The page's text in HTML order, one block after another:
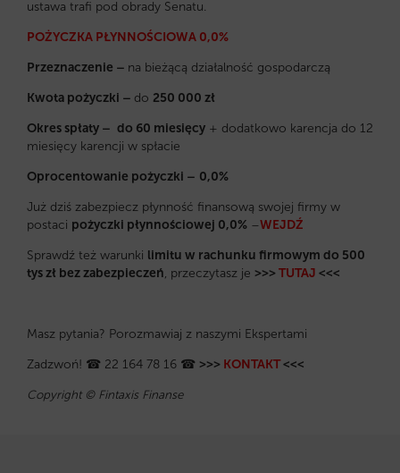
ustawa trafi pod obrady Senatu.
POŻYCZKA PŁYNNOŚCIOWA 0,0%
Przeznaczenie – na bieżącą działalność gospodarczą
Kwota pożyczki – do 250 000 zł
Okres spłaty – do 60 miesięcy + dodatkowo karencja do 12
miesięcy karencji w spłacie
Oprocentowanie pożyczki – 0,0%
Już dziś zabezpiecz płynność finansową swojej firmy w
postaci pożyczki płynnościowej 0,0% –WEJDŹ
Sprawdź też warunki limitu w rachunku firmowym do 500
tys zł bez zabezpieczeń, przeczytasz je >>>TUTAJ <<<
Masz pytania? Porozmawiaj z naszymi Ekspertami
Zadzwoń! ☎ 22 164 78 16 ☎ >>> KONTAKT<<<
Copyright © Fintaxis Finanse